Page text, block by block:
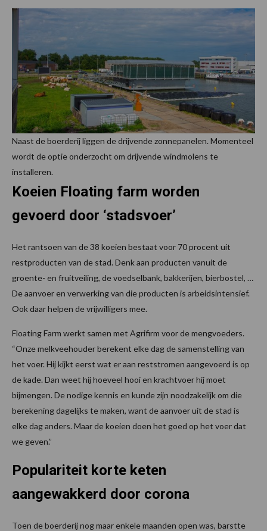
Naast de boerderij liggen de drijvende zonnepanelen. Momenteel
wordt de optie onderzocht om drijvende windmolens te
installeren.
Koeien Floating farm worden
gevoerd door ‘stadsvoer’
Het rantsoen van de 38 koeien bestaat voor 70 procent uit
restproducten van de stad. Denk aan producten vanuit de
groente- en fruitveiling, de voedselbank, bakkerijen, bierbostel, …
De aanvoer en verwerking van die producten is arbeidsintensief.
Ook daar helpen de vrijwilligers mee.
Floating Farm werkt samen met Agrifirm voor de mengvoeders.
“Onze melkveehouder berekent elke dag de samenstelling van
het voer. Hij kijkt eerst wat er aan reststromen aangevoerd is op
de kade. Dan weet hij hoeveel hooi en krachtvoer hij moet
bijmengen. De nodige kennis en kunde zijn noodzakelijk om die
berekening dagelijks te maken, want de aanvoer uit de stad is
elke dag anders. Maar de koeien doen het goed op het voer dat
we geven.”
Populariteit korte keten
aangewakkerd door corona
Toen de boerderij nog maar enkele maanden open was, barstte